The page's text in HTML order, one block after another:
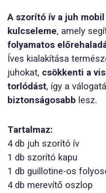
A szorító ív a juh
kulcseleme, amely
folyamatos
Íves kialakítása
juhokat, csökkenti a
torlódást, így a
biztonságosabb lesz.
Tartalmaz:
4 db juh szorító ív
1 db szorító kapu
1 db guillotine-os
4 db merevítő oszlop